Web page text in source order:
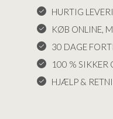
HURTIG
KØB ONLINE,
30 DAGE
100 % SIKKER
HJÆLP &